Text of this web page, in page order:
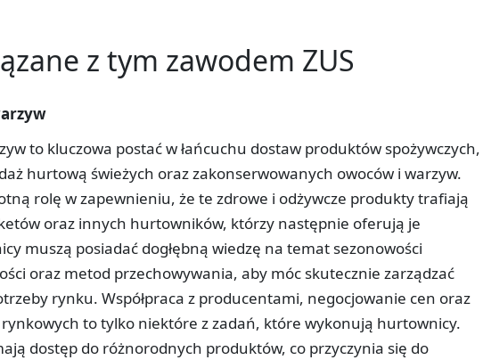
z tym zawodem ZUS
to kluczowa postać w łańcuchu dostaw produktów spożywczych,
hurtową świeżych oraz zakonserwowanych owoców i warzyw.
rolę w zapewnieniu, że te zdrowe i odżywcze produkty trafiają
oraz innych hurtowników, którzy następnie oferują je
muszą posiadać dogłębną wiedzę na temat sezonowości
oraz metod przechowywania, aby móc skutecznie zarządzać
rynku. Współpraca z producentami, negocjowanie cen oraz
to tylko niektóre z zadań, które wykonują hurtownicy.
dostęp do różnorodnych produktów, co przyczynia się do